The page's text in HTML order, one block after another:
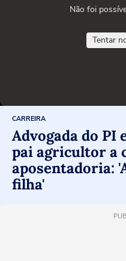
Não foi
Tentar
CARREIRA
Advogada do PI
pai agricultor a
aposentadoria:
filha'